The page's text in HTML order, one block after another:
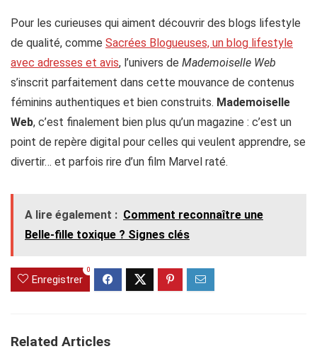
Pour les curieuses qui aiment découvrir des blogs lifestyle
de qualité, comme Sacrées Blogueuses, un blog lifestyle
avec adresses et avis, l’univers de Mademoiselle Web
s’inscrit parfaitement dans cette mouvance de contenus
féminins authentiques et bien construits. Mademoiselle
Web, c’est finalement bien plus qu’un magazine : c’est un
point de repère digital pour celles qui veulent apprendre, se
divertir… et parfois rire d’un film Marvel raté.
A lire également : Comment reconnaître une
Belle-fille toxique ? Signes clés
Enregistrer
0
Related Articles